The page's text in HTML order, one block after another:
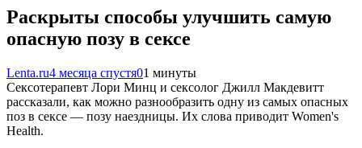
Раскрыты способы улучшить самую
опасную позу в сексе
Lenta.ru4 месяца спустя01 минуты
Сексотерапевт Лори Минц и сексолог Джилл Макдевитт
рассказали, как можно разнообразить одну из самых опасных
поз в сексе — позу наездницы. Их слова приводит Women's
Health.